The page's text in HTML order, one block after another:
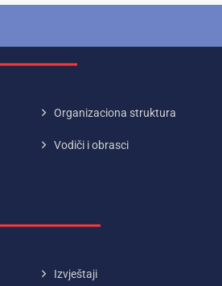
Organizaciona struktura
Vodiči i obrasci
Izvještaji